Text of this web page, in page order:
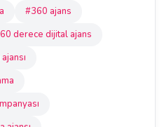
#360 ajans
derece dijital ajans